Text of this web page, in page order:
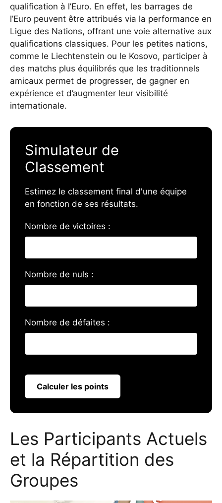
qualification à l’Euro. En effet, les barrages de
l’Euro peuvent être attribués via la performance en
Ligue des Nations, offrant une voie alternative aux
qualifications classiques. Pour les petites nations,
comme le Liechtenstein ou le Kosovo, participer à
des matchs plus équilibrés que les traditionnels
amicaux permet de progresser, de gagner en
expérience et d’augmenter leur visibilité
internationale.
Simulateur de
Classement
Estimez le classement final d'une équipe
en fonction de ses résultats.
Nombre de victoires :
Nombre de nuls :
Nombre de défaites :
Calculer les points
Les Participants Actuels
et la Répartition des
Groupes